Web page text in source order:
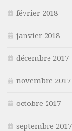
février 2018
janvier 2018
décembre 2017
novembre 2017
octobre 2017
septembre 2017